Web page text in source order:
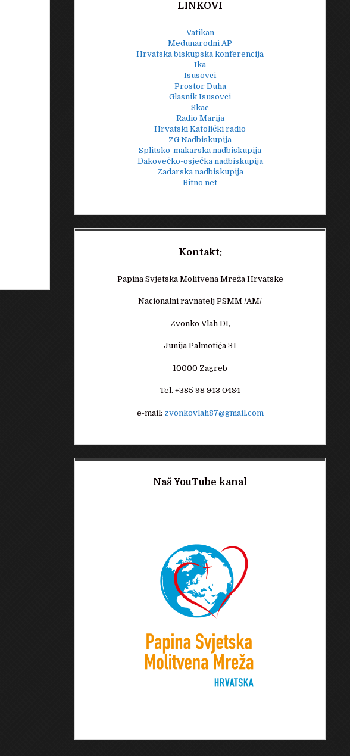
LINKOVI
Vatikan
Međunarodni AP
Hrvatska biskupska konferencija
Ika
Isusovci
Prostor Duha
Glasnik Isusovci
Skac
Radio Marija
Hrvatski Katolički radio
ZG Nadbiskupija
Splitsko-makarska nadbiskupija
Đakovečko-osječka nadbiskupija
Zadarska nadbiskupija
Bitno net
Kontakt:
Papina Svjetska Molitvena Mreža Hrvatske
Nacionalni ravnatelj PSMM /AM/
Zvonko Vlah DI,
Junija Palmotića 31
10000 Zagreb
Tel. +385 98 943 0484
e-mail: zvonkovlah87@gmail.com
Naš YouTube kanal